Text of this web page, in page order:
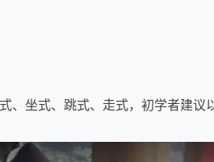
、坐式、跳式、走式，初学者建议